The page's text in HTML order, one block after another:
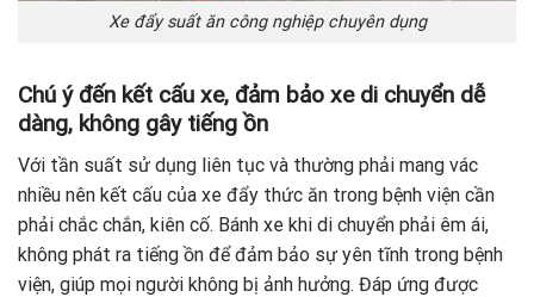
Xe đẩy suất ăn công nghiệp chuyên dụng
Chú ý đến kết cấu xe, đảm bảo xe di chuyển dễ
dàng, không gây tiếng ồn
Với tần suất sử dụng liên tục và thường phải mang vác
nhiều nên kết cấu của xe đẩy thức ăn trong bệnh viện cần
phải chắc chắn, kiên cố. Bánh xe khi di chuyển phải êm ái,
không phát ra tiếng ồn để đảm bảo sự yên tĩnh trong bệnh
viện, giúp mọi người không bị ảnh hưởng. Đáp ứng được